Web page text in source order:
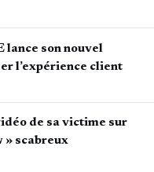
lance son nouvel
l’expérience client
de sa victime sur
» scabreux